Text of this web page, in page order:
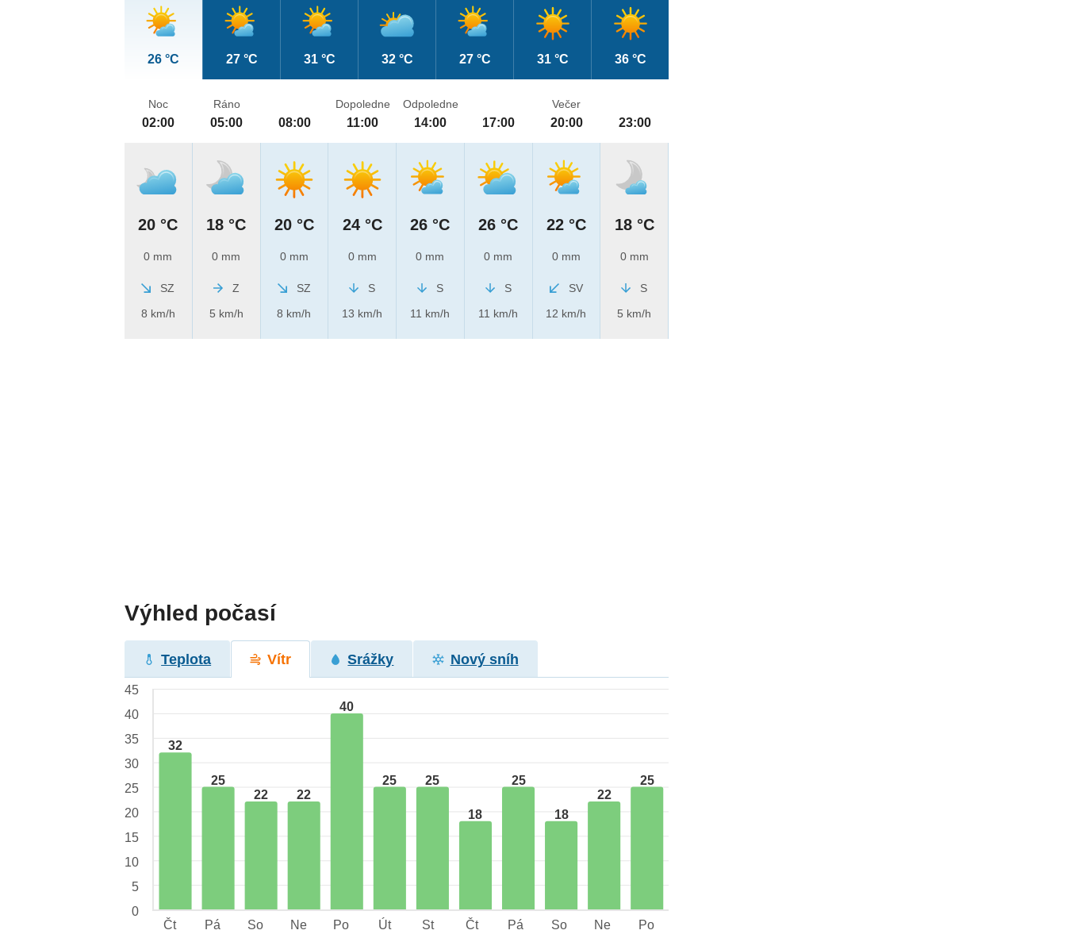
26 °C 27 °C 31 °C 32 °C 27 °C 31 °C 36 °C
Noc
02:00
20 °C
0 mm
SZ
8 km/h
Ráno
05:00
18 °C
0 mm
Z
5 km/h
08:00
20 °C
0 mm
SZ
8 km/h
Dopoledne
11:00
24 °C
0 mm
S
13 km/h
Odpoledne
14:00
26 °C
0 mm
S
11 km/h
17:00
26 °C
0 mm
S
11 km/h
Večer
20:00
22 °C
0 mm
SV
12 km/h
23:00
18 °C
0 mm
S
5 km/h
Výhled počasí
Teplota Vítr Srážky Nový sníh
32
25
22
22
40
25 25
18
25
18
22
25
45
40
35
30
25
20
15
10
5
0
Čt
Pá So Ne Po Út St Čt Pá So Ne Po